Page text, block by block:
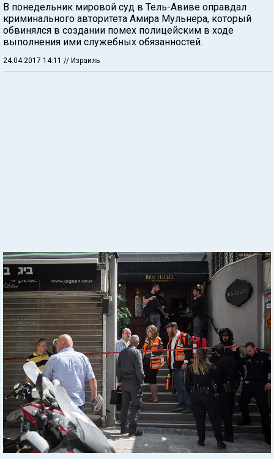
В понедельник мировой суд в Тель-Авиве оправдал
криминального авторитета Амира Мульнера, который
обвинялся в создании помех полицейским в ходе
выполнения ими служебных обязанностей.
24.04.2017 14:11 // Израиль